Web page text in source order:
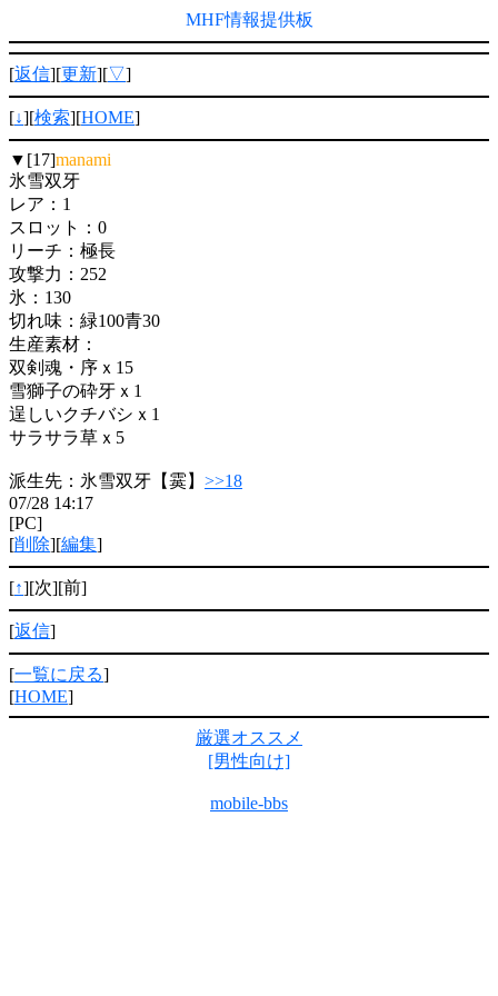
MHF情報提供板
[返信][更新][▽]
[↓][検索][HOME]
▼[17]manami
氷雪双牙
レア：1
スロット：0
リーチ：極長
攻撃力：252
氷：130
切れ味：緑100青30
生産素材：
双剣魂・序ｘ15
雪獅子の砕牙ｘ1
逞しいクチバシｘ1
サラサラ草ｘ5
派生先：氷雪双牙【霙】 >>18
07/28 14:17
[PC]
[削除][編集]
[↑][次][前]
[返信]
[一覧に戻る]
[HOME]
厳選オススメ
[男性向け]
mobile-bbs